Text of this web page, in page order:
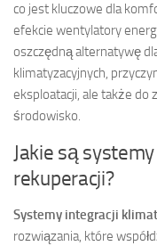
co jest kluczowe dla
efekcie wentylatory
oszczędną alternatywę
klimatyzacyjnych,
eksploatacji, ale także do
środowisko.
Jakie są
rekuperacji?
Systemy integracji
rozwiązania, które